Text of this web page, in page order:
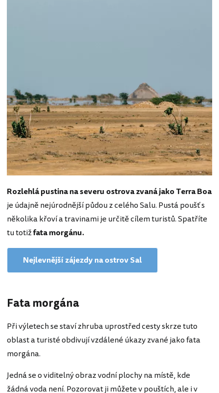
Rozlehlá pustina na severu ostrova zvaná jako Terra Boa
je údajně nejúrodnější půdou z celého Salu. Pustá poušť s
několika křoví a travinami je určitě cílem turistů. Spatříte
tu totižfata morgánu.
Nejlevnější zájezdy na ostrov Sal
Fata morgána
Při výletech se staví zhruba uprostřed cesty skrze tuto
oblast a turisté obdivují vzdálené úkazy zvané jako fata
morgána.
Jedná se o viditelný obraz vodní plochy na místě, kde
žádná voda není. Pozorovat ji můžete v pouštích, ale i v